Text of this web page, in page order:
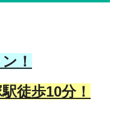
！
徒歩10分！